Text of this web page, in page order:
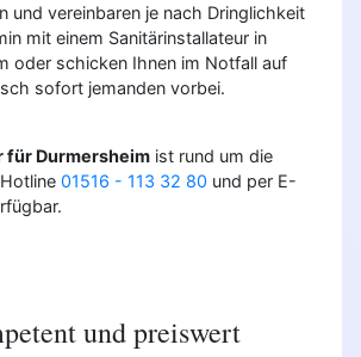
und vereinbaren je nach Dringlichkeit
mit einem Sanitärinstallateur in
oder schicken Ihnen im Notfall auf
sofort jemanden vorbei.
für Durmersheim ist rund um die
01516 - 113 32 80 und per E-
und preiswert